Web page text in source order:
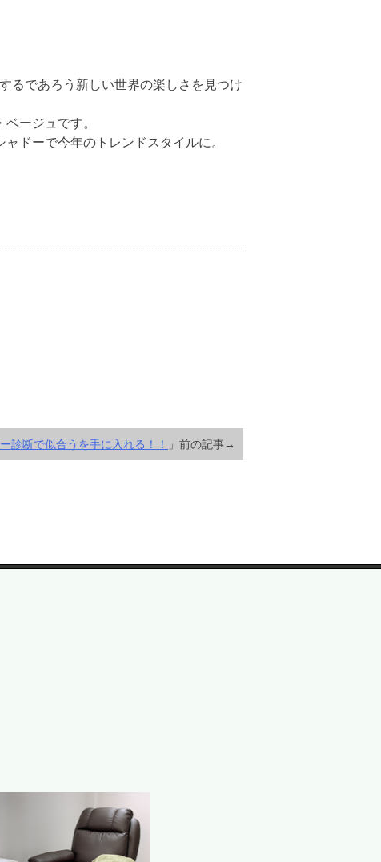
であろう新しい世界の楽しさを見つけ
ージュです。
ドーで今年のトレンドスタイルに。
診断で似合うを手に入れる！！ 」前の記事→